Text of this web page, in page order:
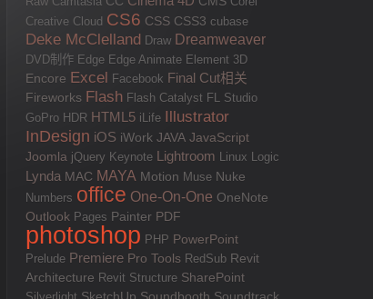
Creative Cloud CS6 CSS CSS3 cubase
Deke McClelland Draw Dreamweaver
DVD制作 Edge Edge Animate Element 3D
Encore Excel Facebook Final Cut相关
Fireworks Flash Flash Catalyst FL Studio
GoPro HDR HTML5 iLife Illustrator
InDesign iOS iWork JAVA JavaScript
Joomla jQuery Keynote Lightroom Linux Logic
Lynda MAC MAYA Motion Muse Nuke
Numbers office One-On-One OneNote
Outlook Pages Painter PDF
photoshop PHP PowerPoint
Prelude Premiere Pro Tools RedSub Revit
Architecture Revit Structure SharePoint